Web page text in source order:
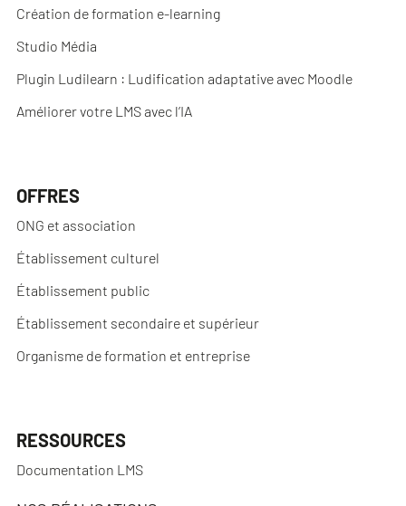
Création de formation e-learning
Studio Média
Plugin Ludilearn : Ludification adaptative avec Moodle
Améliorer votre LMS avec l’IA
OFFRES
ONG et association
Établissement culturel
Établissement public
Établissement secondaire et supérieur
Organisme de formation et entreprise
RESSOURCES
Documentation LMS